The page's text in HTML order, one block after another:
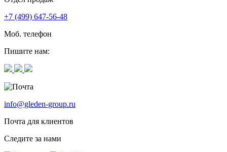
+7 (499) 647-56-48
Моб. телефон
Пишите нам:
info@gleden-group.ru
Почта для клиентов
Следите за нами